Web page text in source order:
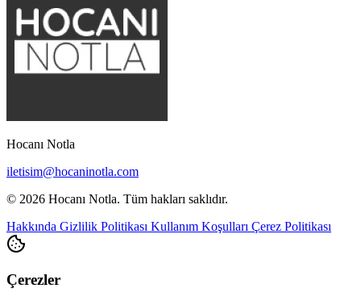
Hocanı Notla
iletisim@hocaninotla.com
© 2026 Hocanı Notla. Tüm hakları saklıdır.
Hakkında Gizlilik Politikası Kullanım Koşulları Çerez Politikası
Çerezler